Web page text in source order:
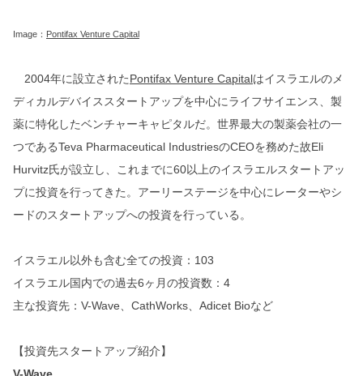
Image： Pontifax Venture Capital
2004年に設立されたPontifax Venture Capitalはイスラエルのメ
ディカルデバイススタートアップを中心にライフサイエンス、製
薬に特化したベンチャーキャピタルだ。世界最大の製薬会社の一
つであるTeva Pharmaceutical IndustriesのCEOを務めた故Eli
Hurvitz氏が設立し、これまでに60以上のイスラエルスタートアッ
プに投資を行ってきた。アーリーステージを中心にレーターやシ
ードのスタートアップへの投資を行っている。
イスラエル以外も含む全ての投資：103
イスラエル国内での過去6ヶ月の投資数：4
主な投資先：V-Wave、CathWorks、Adicet Bioなど
【投資先スタートアップ紹介】
V-Wave